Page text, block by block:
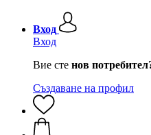
Вход
Вход
Вие сте нов
Създаване на профил